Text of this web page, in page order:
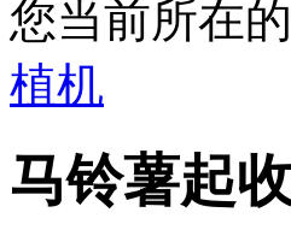
您当前所在
植机
马铃薯起